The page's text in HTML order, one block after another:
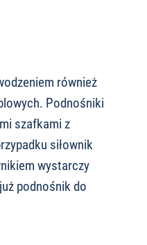
również
Podnośniki
szafkami z
siłownik
wystarczy
podnośnik do